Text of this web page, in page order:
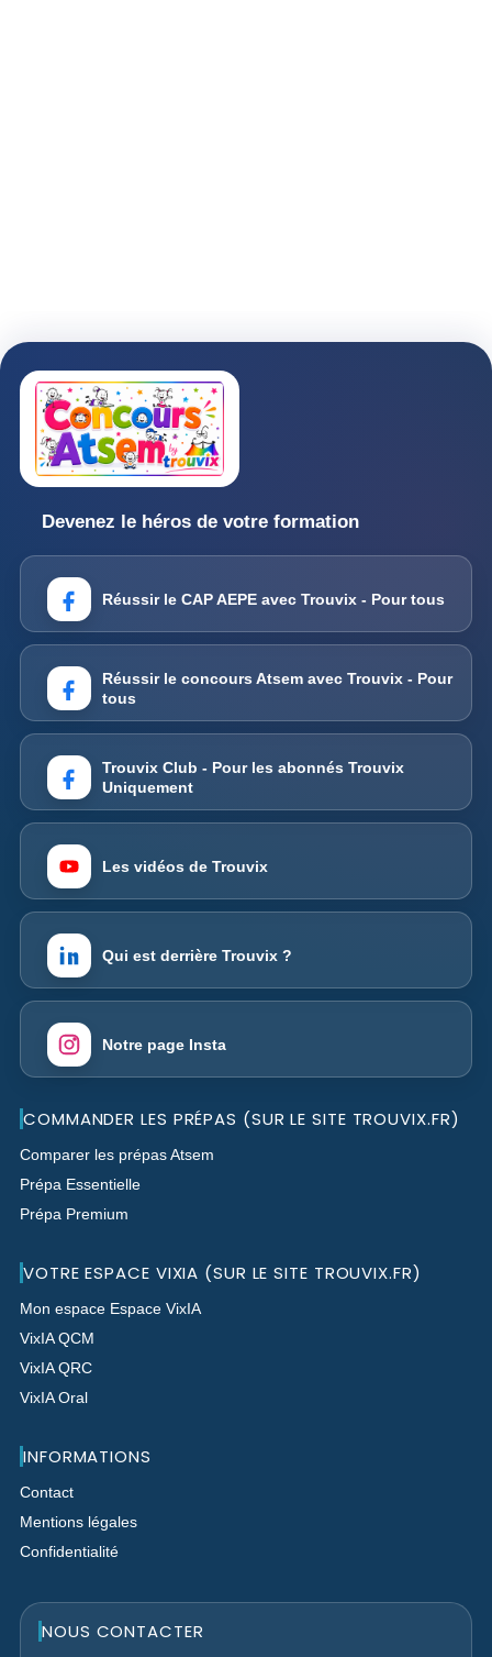
Devenez le héros de votre formation
Réussir le CAP AEPE avec Trouvix - Pour tous
Réussir le concours Atsem avec Trouvix - Pour
tous
Trouvix Club - Pour les abonnés Trouvix
Uniquement
Les vidéos de Trouvix
Qui est derrière Trouvix ?
Notre page Insta
COMMANDER LES PRÉPAS (SUR LE SITE TROUVIX.FR)
Comparer les prépas Atsem
Prépa Essentielle
Prépa Premium
VOTRE ESPACE VIXIA (SUR LE SITE TROUVIX.FR)
Mon espace Espace VixIA
VixIA QCM
VixIA QRC
VixIA Oral
INFORMATIONS
Contact
Mentions légales
Confidentialité
NOUS CONTACTER